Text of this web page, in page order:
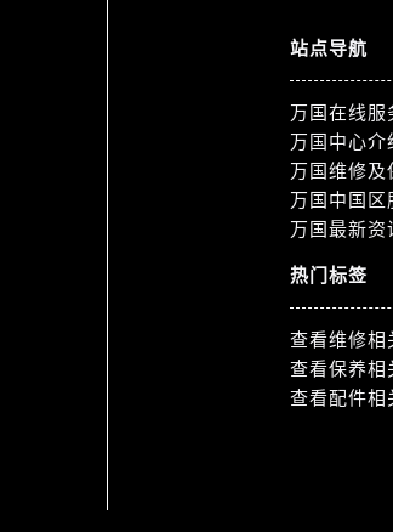
站点导航
万国在线服
万国中心介
万国维修及
万国中国区
万国最新资
热门标签
查看维修相
查看保养相
查看配件相